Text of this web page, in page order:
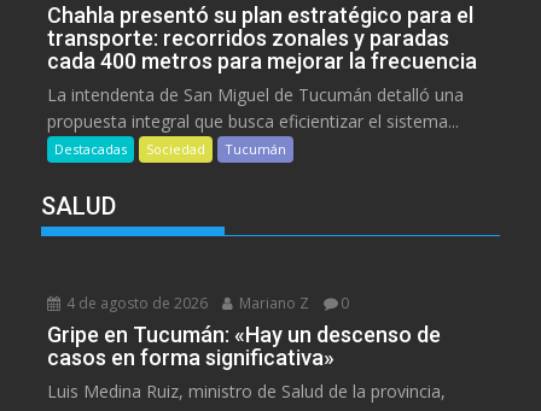
Chahla presentó su plan estratégico para el
transporte: recorridos zonales y paradas
cada 400 metros para mejorar la frecuencia
La intendenta de San Miguel de Tucumán detalló una
propuesta integral que busca eficientizar el sistema...
Destacadas Sociedad Tucumán
SALUD
4 de agosto de 2026 Mariano Z 0
Gripe en Tucumán: «Hay un descenso de
casos en forma significativa»
Luis Medina Ruiz, ministro de Salud de la provincia,